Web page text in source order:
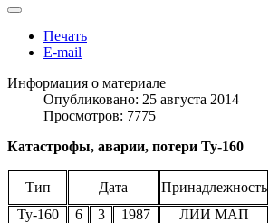
Печать
E-mail
Информация о материале
Опубликовано: 25 августа 2014
Просмотров: 7775
Катастрофы, аварии, потери Ту-160
Тип Дата Принадлежность
Ту-160
6 3 1987 ЛИИ МАП